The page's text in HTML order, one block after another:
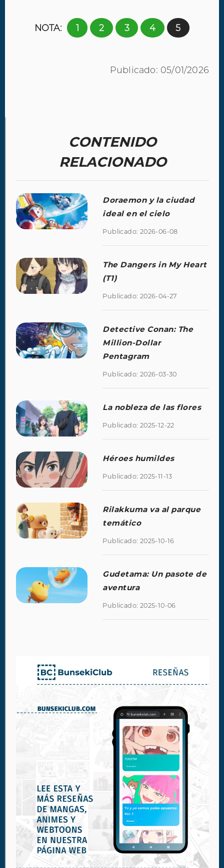
NOTA: 1 2 3 4 5
Publicado: 05/01/2026
CONTENIDO
RELACIONADO
Doraemon y la ciudad
ideal en el cielo
Publicado: 2026-06-08
The Dangers in My Heart
(T1)
Publicado: 2026-04-27
Detective Conan: The
Million-Dollar
Pentagram
Publicado: 2026-03-30
La nobleza de las flores
Publicado: 2025-12-22
Héroes humildes
Publicado: 2025-11-13
Rilakkuma va al parque
temático
Publicado: 2025-10-16
Gudetama: Un pasote de
aventura
Publicado: 2025-10-06